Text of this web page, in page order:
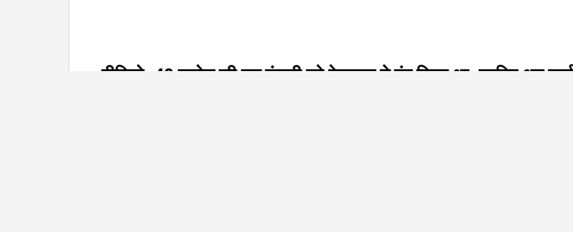
वीडियो: 40 करोड़ की इस कंपनी को फेसबुक ने बंद किया था, जानिए अब